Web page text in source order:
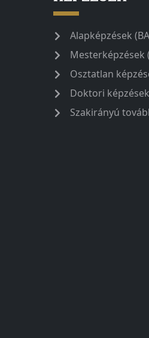
Alapképzések
Mesterképzések
Osztatlan
Doktori
Szakirányú